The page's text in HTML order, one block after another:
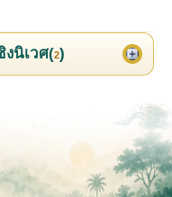
งนิเวศ(2)